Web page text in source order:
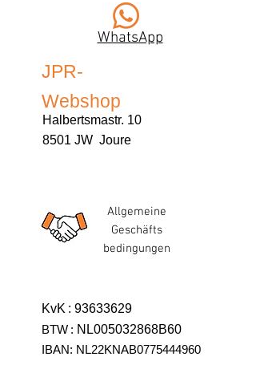
WhatsApp
JPR-
Webshop
Halbertsmastr. 10
8501 JW Joure
Allgemeine
Geschäfts
bedingungen
KvK : 93633629
BTW : NL005032868B60
IBAN: NL22KNAB0775444960